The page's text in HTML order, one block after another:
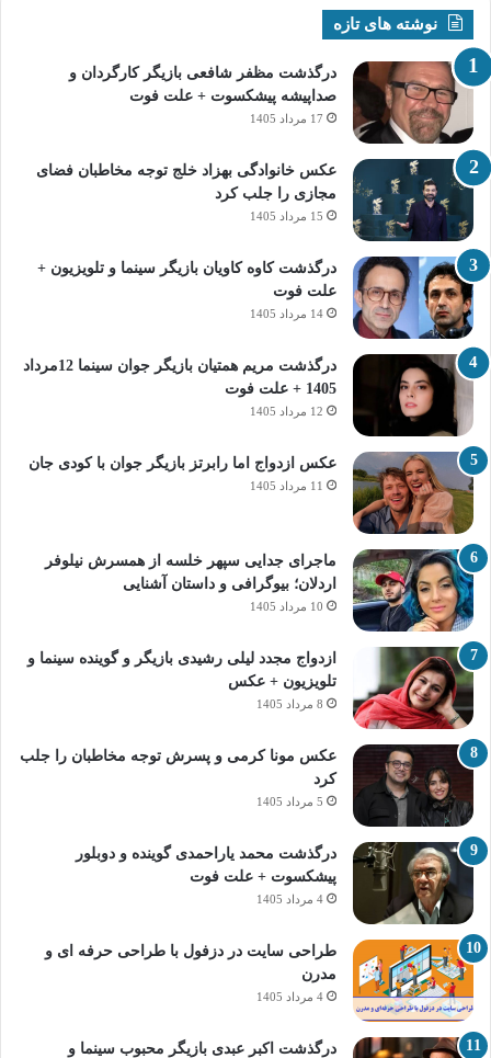
نوشته های تازه
درگذشت مظفر شافعی بازیگر کارگردان و
صداپیشه پیشکسوت + علت فوت
17 مرداد 1405
عکس خانوادگی بهزاد خلج توجه مخاطبان فضای
مجازی را جلب کرد
15 مرداد 1405
درگذشت کاوه کاویان بازیگر سینما و تلویزیون +
علت فوت
14 مرداد 1405
درگذشت مریم همتیان بازیگر جوان سینما 12مرداد
1405 + علت فوت
12 مرداد 1405
عکس ازدواج اما رابرتز بازیگر جوان با کودی جان
11 مرداد 1405
ماجرای جدایی سپهر خلسه از همسرش نیلوفر
اردلان؛ بیوگرافی و داستان آشنایی
10 مرداد 1405
ازدواج مجدد لیلی رشیدی بازیگر و گوینده سینما و
تلویزیون + عکس
8 مرداد 1405
عکس مونا کرمی و پسرش توجه مخاطبان را جلب
کرد
5 مرداد 1405
درگذشت محمد یاراحمدی گوینده و دوبلور
پیشکسوت + علت فوت
4 مرداد 1405
طراحی سایت در دزفول با طراحی حرفه‌ ای و
مدرن
4 مرداد 1405
درگذشت اکبر عبدی بازیگر محبوب سینما و